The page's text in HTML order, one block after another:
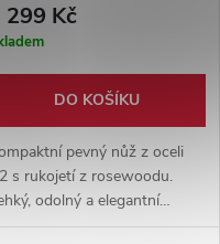
299 Kč
DO KOŠÍKU
pevný nůž z oceli
s rukojetí z rosewoodu.
odolný a elegantní
s koženým pouzdrem